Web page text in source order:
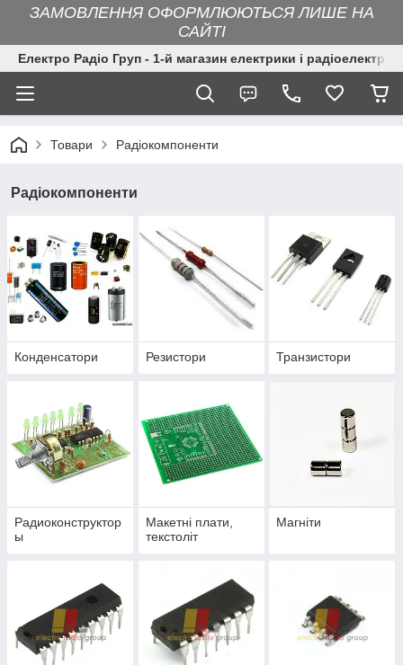
ЗАМОВЛЕННЯ ОФОРМЛЮЮТЬСЯ ЛИШЕ НА
САЙТІ
Електро Радіо Груп - 1-й магазин електрики і
Товари Радіокомпоненти
Радіокомпоненти
Конденсатори Резистори Транзистори
Радиоконструктор
ы
Макетні плати,
текстоліт
Магніти